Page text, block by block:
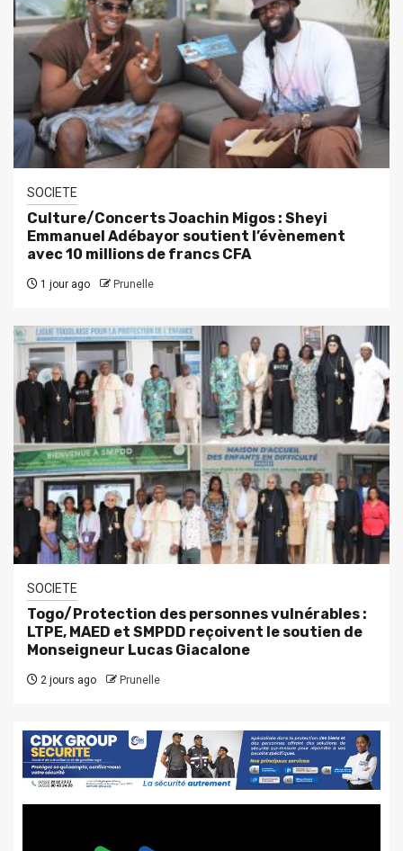
SOCIETE
Culture/Concerts Joachin Migos : Sheyi
Emmanuel Adébayor soutient l’évènement
avec 10 millions de francs CFA
1 jour ago Prunelle
SOCIETE
Togo/Protection des personnes vulnérables :
LTPE, MAED et SMPDD reçoivent le soutien de
Monseigneur Lucas Giacalone
2 jours ago Prunelle